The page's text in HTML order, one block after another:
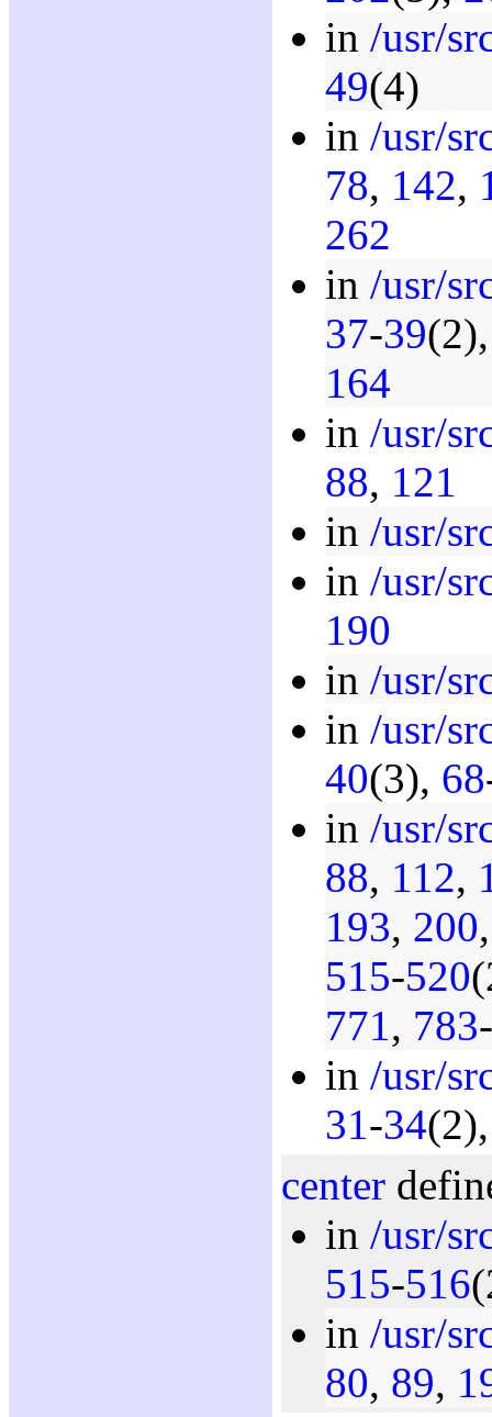
in /usr/
49(4)
in /usr/
78, 142,
262
in /usr/
37-39
164
in /usr/
88, 121
in /usr/
in /usr/
190
in /usr/
in /usr/
40(3), 68
in /usr/
88, 112,
193, 200
515-520
771, 783-
in /usr/
31-34
center
in /usr/
515-516
in /usr/
80, 89,